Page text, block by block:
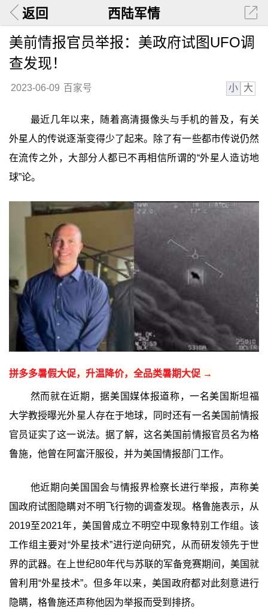
返回 西陆军情
美前情报官员举报：美政府试图UFO调
查发现！
2023-06-09 百家号 小 大
最近几年以来，随着高清摄像头与手机的普及，有关
外星人的传说逐渐变得少了起来。除了有一些都市传说仍然
在流传之外，大部分人都已不再相信所谓的“外星人造访地
球”论。
拼多多暑假大促，升温降价，全品类暑期大促 →
然而就在近期，据美国媒体报道称，一名美国斯坦福
大学教授曝光外星人存在于地球，同时还有一名美国前情报
官员证实了这一说法。据了解，这名美国前情报官员名为格
鲁施，他曾在阿富汗服役，并为美国情报部门工作。
他近期向美国国会与情报界检察长进行举报，声称美
国政府试图隐瞒对不明飞行物的调查发现。格鲁施表示，从
2019至2021年，美国曾成立不明空中现象特别工作组。该
工作组主要对“外星技术”进行逆向研究，从而研发领先于世
界的武器。在上世纪80年代与苏联的军备竞赛期间，美国就
曾利用“外星技术”。但多年以来，美国政府都对此刻意进行
隐瞒，格鲁施还声称他因为举报而受到排挤。